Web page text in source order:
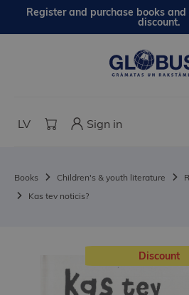
Register and purchase books
discount.
LV Sign in
Books Children's & youth literature
Kas tev noticis?
Discount